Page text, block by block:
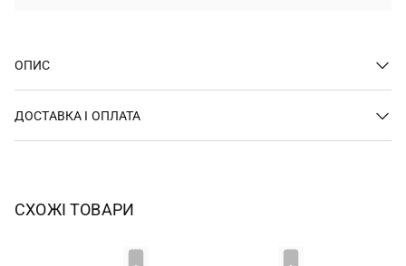
ОПИС
ДОСТАВКА І ОПЛАТА
СХОЖІ ТОВАРИ